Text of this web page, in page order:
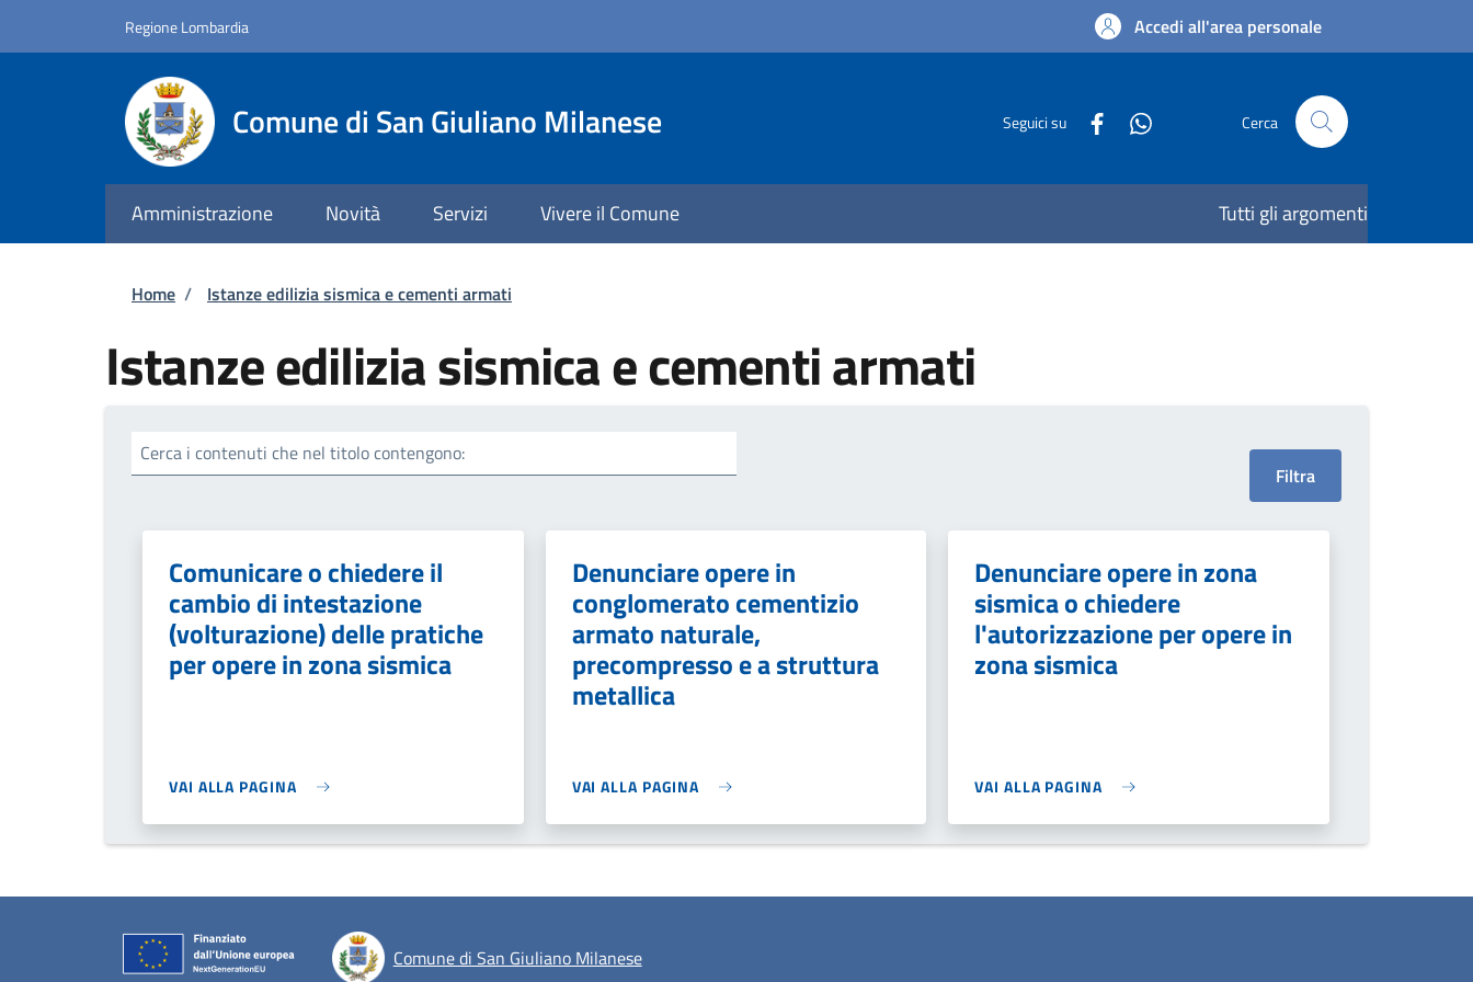
Regione Lombardia Accedi all'area personale
Comune di San Giuliano Milanese Seguici su Cerca
Amministrazione Novità Servizi Vivere il Comune Tutti gli argomenti
Briciole di pane
Home / Istanze edilizia sismica e cementi armati
Istanze edilizia sismica e cementi armati
Cerca i contenuti che nel titolo contengono:
Comunicare o chiedere il
cambio di intestazione
(volturazione) delle pratiche
per opere in zona sismica
VAI ALLA PAGINA
Denunciare opere in
conglomerato cementizio
armato naturale,
precompresso e a struttura
metallica
VAI ALLA PAGINA
Denunciare opere in zona
sismica o chiedere
l'autorizzazione per opere in
zona sismica
VAI ALLA PAGINA
Comune di San Giuliano Milanese